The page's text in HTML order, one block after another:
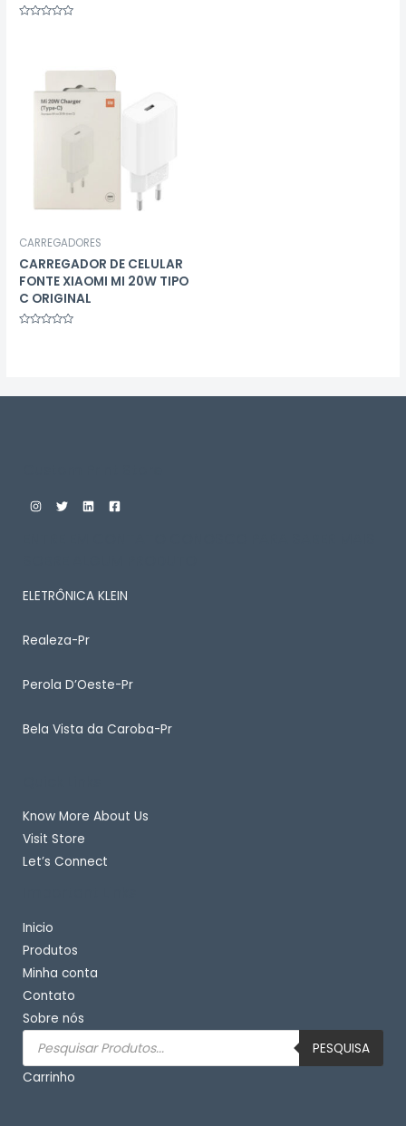
CARREGADORES
CARREGADOR DE CELULAR
FONTE XIAOMI MI 20W TIPO
C ORIGINAL
ELETRÔNICA KLEIN
Realeza-Pr
Perola D’Oeste-Pr
Bela Vista da Caroba-Pr
Know More About Us
Visit Store
Let’s Connect
Inicio
Produtos
Minha conta
Contato
Sobre nós
Pesquisar
produtos
PESQUISA
Carrinho